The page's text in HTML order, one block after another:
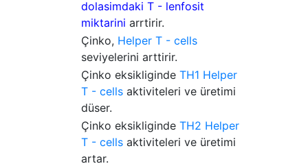
dolasimdaki T - lenfosit
miktarini arrtirir.
Çinko, Helper T - cells
seviyelerini arttirir.
Çinko eksikliginde TH1 Helper
T - cells aktiviteleri ve üretimi
düser.
Çinko eksikliginde TH2 Helper
T - cells aktiviteleri ve üretimi
artar.